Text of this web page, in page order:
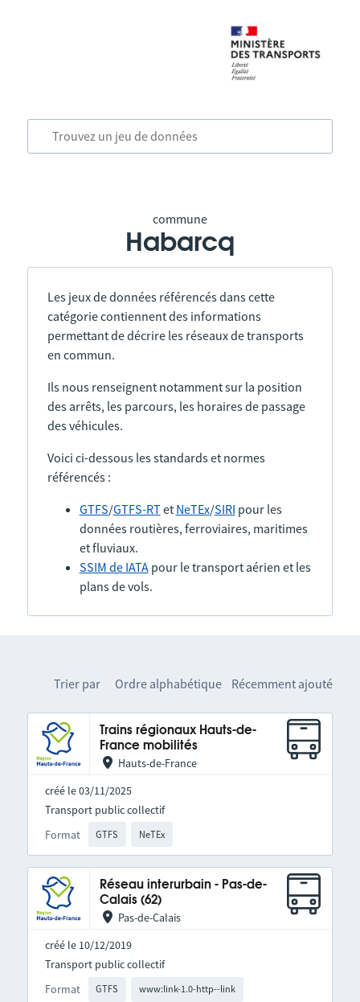
commune
Habarcq
Les jeux de données référencés dans cette
catégorie contiennent des informations
permettant de décrire les réseaux de transports
en commun.
Ils nous renseignent notamment sur la position
des arrêts, les parcours, les horaires de passage
des véhicules.
Voici ci-dessous les standards et normes
référencés :
GTFS/GTFS-RTet NeTEx/SIRI pour les
données routières, ferroviaires, maritimes
et fluviaux.
SSIM de IATApour le transport aérien et les
plans de vols.
Trier par Ordre alphabétique Récemment ajouté
Trains régionaux Hauts-de-
France mobilités
Hauts-de-France
créé le 03/11/2025
Format GTFS NeTEx
Transport public collectif
Réseau interurbain - Pas-de-
Calais (62)
Pas-de-Calais
créé le 10/12/2019
Format GTFS www:link-1.0-http--link
Transport public collectif